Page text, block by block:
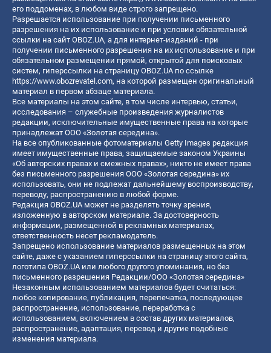
его поддоменах, в любом виде строго запрещено.
Разрешается использование при получении письменного
разрешения на их использование и при условии обязательной
ссылки на сайт OBOZ.UA, а для интернет-изданий - при
получении письменного разрешения на их использование и при
обязательном размещении прямой, открытой для поисковых
систем, гиперссылки на страницу OBOZ.UA по ссылке
https://www.obozrevatel.com, на которой размещен оригинальный
материал в первом абзаце материала.
Все материалы на этом сайте, в том числе интервью, статьи,
исследования – служебные произведения журналистов
редакции, исключительные имущественные права на которые
принадлежат ООО «Золотая середина».
На все опубликованные фотоматериалы Getty Images редакция
имеет имущественные права, защищаемые законом Украины
«Об авторских правах и смежных правах», никто не имеет права
без письменного разрешения ООО «Золотая середина» их
использовать, они не подлежат дальнейшему воспроизводству,
переводу, распространению в любой форме.
Редакция OBOZ.UA может не разделять точку зрения,
изложенную в авторском материале. За достоверность
информации, размещенной в рекламных материалах,
ответственность несет рекламодатель.
Запрещено использование материалов размещенных на этом
сайте, даже с указанием гиперссылки на страницу этого сайта,
логотипа OBOZ.UA или любого другого упоминания, но без
письменного разрешения Редакции/ООО «Золотая середина»
Незаконным использованием материалов будет считаться:
любое копирование, публикация, перепечатка, последующее
распространение, использование, переработка с
использованием, включением в состав других материалов,
распространение, адаптация, перевод и другие подобные
изменения материала.